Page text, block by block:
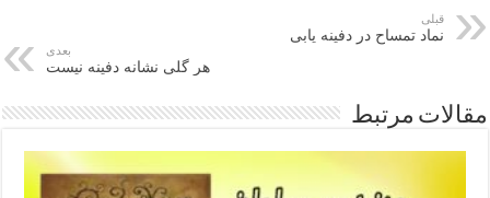
قبلی
نماد تمساح در دفینه یابی
بعدی
هر گلی نشانه دفینه نیست
مقالات مرتبط